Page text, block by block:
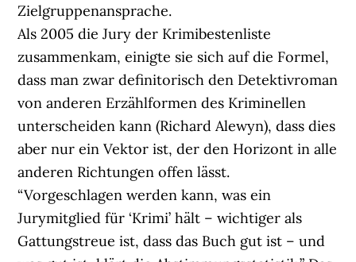
Zielgruppenansprache.
Als 2005 die Jury der Krimibestenliste
zusammenkam, einigte sie sich auf die Formel,
dass man zwar definitorisch den Detektivroman
von anderen Erzählformen des Kriminellen
unterscheiden kann (Richard Alewyn), dass dies
aber nur ein Vektor ist, der den Horizont in alle
anderen Richtungen offen lässt.
“Vorgeschlagen werden kann, was ein
Jurymitglied für ‘Krimi’ hält – wichtiger als
Gattungstreue ist, dass das Buch gut ist – und